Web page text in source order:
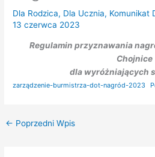
Dla Rodzica, Dla Ucznia, Komunikat
13 czerwca 2023
Regulamin przyznawania
Chojnice
dla wyróżniających
zarządzenie-burmistrza-dot-nagród-2023
← Poprzedni Wpis